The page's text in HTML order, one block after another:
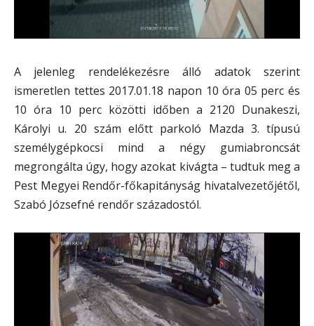
A jelenleg rendelékezésre álló adatok szerint
ismeretlen tettes 2017.01.18 napon 10 óra 05 perc és
10 óra 10 perc közötti időben a 2120 Dunakeszi,
Károlyi u. 20 szám előtt parkoló Mazda 3. típusú
személygépkocsi mind a négy gumiabroncsát
megrongálta úgy, hogy azokat kivágta – tudtuk meg a
Pest Megyei Rendőr-főkapitányság hivatalvezetőjétől,
Szabó Józsefné rendőr századostól.